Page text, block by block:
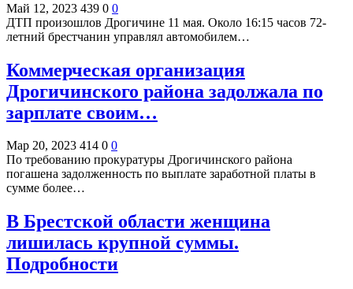
Май 12, 2023 439 0 0
ДТП произошлов Дрогичине 11 мая. Около 16:15 часов 72-
летний брестчанин управлял автомобилем…
Коммерческая организация
Дрогичинского района задолжала по
зарплате своим…
Мар 20, 2023 414 0 0
По требованию прокуратуры Дрогичинского района
погашена задолженность по выплате заработной платы в
сумме более…
В Брестской области женщина
лишилась крупной суммы.
Подробности